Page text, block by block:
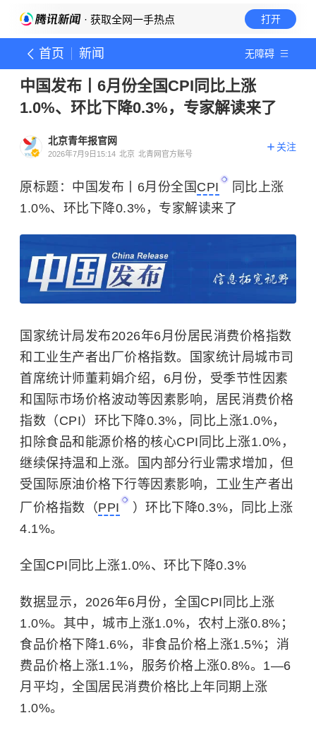
· 获取全网一手热点 打开
首页 新闻 无障碍
中国发布丨6月份全国CPI同比上涨
1.0%、环比下降0.3%，专家解读来了
北京青年报官网
2026年7月9日15:14 北京 北青网官方账号
关注
原标题：中国发布丨6月份全国 CPI
同比上涨
1.0%、环比下降0.3%，专家解读来了
国家统计局发布2026年6月份居民消费价格指数
和工业生产者出厂价格指数。国家统计局城市司
首席统计师董莉娟介绍，6月份，受季节性因素
和国际市场价格波动等因素影响，居民消费价格
指数（CPI）环比下降0.3%，同比上涨1.0%，
扣除食品和能源价格的核心CPI同比上涨1.0%，
继续保持温和上涨。国内部分行业需求增加，但
受国际原油价格下行等因素影响，工业生产者出
厂价格指数（PPI
）环比下降0.3%，同比上涨
4.1%。
全国CPI同比上涨1.0%、环比下降0.3%
数据显示，2026年6月份，全国CPI同比上涨
1.0%。其中，城市上涨1.0%，农村上涨0.8%；
食品价格下降1.6%，非食品价格上涨1.5%；消
费品价格上涨1.1%，服务价格上涨0.8%。1—6
月平均，全国居民消费价格比上年同期上涨
1.0%。